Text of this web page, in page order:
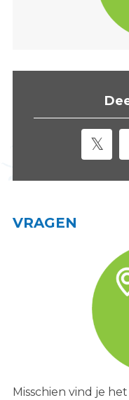
VRAGEN
Misschien vind je